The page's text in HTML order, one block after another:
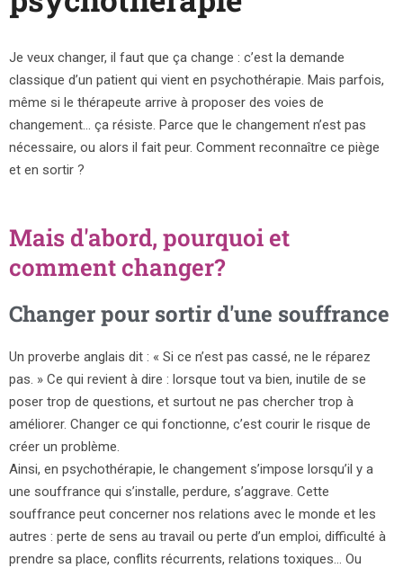
Je veux changer, il faut que ça change : c’est la demande
classique d’un patient qui vient en psychothérapie. Mais parfois,
même si le thérapeute arrive à proposer des voies de
changement… ça résiste. Parce que le changement n’est pas
nécessaire, ou alors il fait peur. Comment reconnaître ce piège
et en sortir ?
Mais d'abord, pourquoi et
comment changer?
Changer pour sortir d'une souffrance
Un proverbe anglais dit : « Si ce n’est pas cassé, ne le réparez
pas. » Ce qui revient à dire : lorsque tout va bien, inutile de se
poser trop de questions, et surtout ne pas chercher trop à
améliorer. Changer ce qui fonctionne, c’est courir le risque de
créer un problème.
Ainsi, en psychothérapie, le changement s’impose lorsqu’il y a
une souffrance qui s’installe, perdure, s’aggrave. Cette
souffrance peut concerner nos relations avec le monde et les
autres : perte de sens au travail ou perte d’un emploi, difficulté à
prendre sa place, conflits récurrents, relations toxiques… Ou